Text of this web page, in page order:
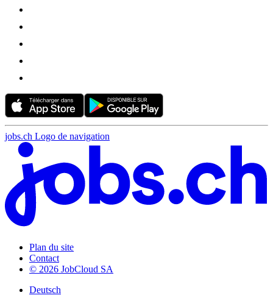
jobs.ch Logo de navigation
Plan du site
Contact
© 2026 JobCloud SA
Deutsch